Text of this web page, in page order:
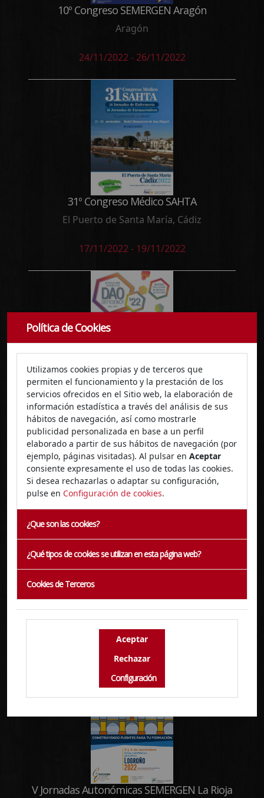
Política de Cookies
Utilizamos cookies propias y de terceros que
permiten el funcionamiento y la prestación de los
servicios ofrecidos en el Sitio web, la elaboración de
información estadística a través del análisis de sus
hábitos de navegación, así como mostrarle
publicidad personalizada en base a un perfil
elaborado a partir de sus hábitos de navegación (por
ejemplo, páginas visitadas). Al pulsar enAceptar
consiente expresamente el uso de todas las cookies.
Si desea rechazarlas o adaptar su configuración,
pulse en Configuración de cookies.
¿Que son las cookies?
¿Qué tipos de cookies se utilizan en esta página web?
Cookies de Terceros
Configuración
10º Congreso SEMERGEN Aragón
Aragón
24/11/2022 - 26/11/2022
31º Congreso Médico SAHTA
El Puerto de Santa María, Cádiz
17/11/2022 - 19/11/2022
II International Congress of DAO Deficiency
Online
17/11/2022 - 17/11/2022
2as Jornadas Nacionales de Dolor y Cuidados
Paliativos SEMERGEN
10/11/2022 - 12/11/2022
V Jornadas Autonómicas SEMERGEN La Rioja